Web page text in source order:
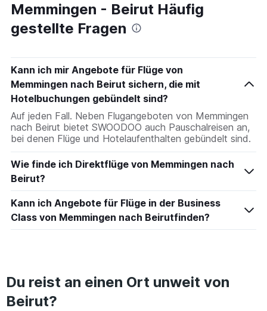
Memmingen - Beirut Häufig
gestellte Fragen
Kann ich mir Angebote für Flüge von
Memmingen nach Beirut sichern, die mit
Hotelbuchungen gebündelt sind?
Auf jeden Fall. Neben Flugangeboten von Memmingen
nach Beirut bietet SWOODOO auch Pauschalreisen an,
bei denen Flüge und Hotelaufenthalten gebündelt sind.
Wie finde ich Direktflüge von Memmingen nach
Beirut?
Kann ich Angebote für Flüge in der Business
Class von Memmingen nach Beirutfinden?
Du reist an einen Ort unweit von
Beirut?